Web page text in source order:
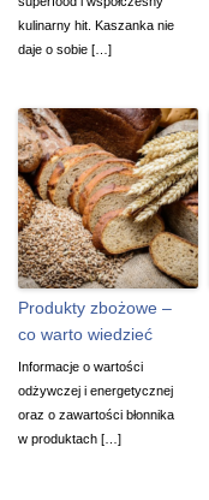
kulinarny hit. Kaszanka nie
daje o sobie […]
Produkty zbożowe –
co warto wiedzieć
Informacje o wartości
odżywczej i energetycznej
oraz o zawartości błonnika
w produktach […]